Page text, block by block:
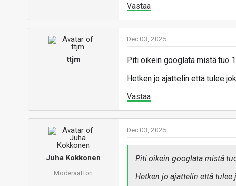
Vastaa
ttjm
Dec 03, 2025
Piti oikein googlata mistä tuo
Hetken jo ajattelin että tulee
Vastaa
Juha Kokkonen
Moderaattori
Dec 03, 2025
Piti oikein googlata mistä
Hetken jo ajattelin että